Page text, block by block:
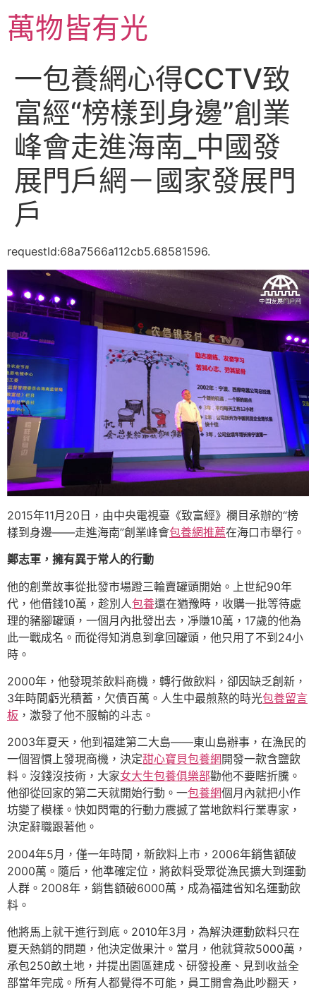
主萬物皆有光
一包養網心得CCTV致
富經“榜樣到身邊”創業
峰會走進海南_中國發
展門戶網－國家發展門
戶
requestId:68a7566a112cb5.68581596.
2015年11月20日，由中央電視臺《致富經》欄目承辦的“榜
樣到身邊——走進海南”創業峰會包養網推薦在海口市舉行。
鄭志軍，擁有異于常人的行動
他的創業故事從批發市場蹬三輪賣罐頭開始。上世紀90年
代，他借錢10萬，趁別人包養還在猶豫時，收購一批等待處
理的豬腳罐頭，一個月內批發出去，凈賺10萬，17歲的他為
此一戰成名。而從得知消息到拿回罐頭，他只用了不到24小
時。
2000年，他發現茶飲料商機，轉行做飲料，卻因缺乏創新，
3年時間虧光積蓄，欠債百萬。人生中最煎熬的時光包養留言
板 ，激發了他不服輸的斗志。
2003年夏天，他到福建第二大島——東山島辦事，在漁民的
一個習慣上發現商機，決定甜心寶貝包養網 開發一款含鹽飲
料。沒錢沒技術，大家女大生包養俱樂部勸他不要瞎折騰。
他卻從回家的第二天就開始行動。一包養網個月內就把小作
坊變了模樣。快如閃電的行動力震撼了當地飲料行業專家，
決定辭職跟著他。
2004年5月，僅一年時間，新飲料上市，2006年銷售額破
2000萬。隨后，他準確定位，將飲料受眾從漁民擴大到運動
人群。2008年，銷售額破6000萬，成為福建省知名運動飲
料。
他將馬上就干進行到底。2010年3月，為解決運動飲料只在
夏天熱銷的問題，他決定做果汁。當月，他就貸款5000萬，
承包250畝土地，并提出園區建成、研發投產、見到收益全
部當年完成。所有人都覺得不可能，員工開會為此吵翻天，